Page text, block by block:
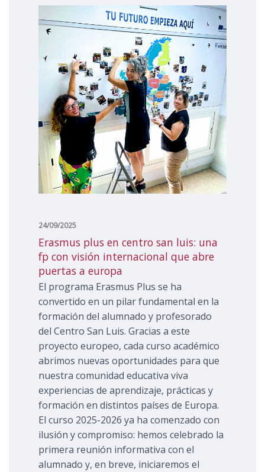
24/09/2025
erasmus plus en centro san luis: una
fp con visión internacional que abre
puertas a europa
El programa Erasmus Plus se ha
convertido en un pilar fundamental en la
formación del alumnado y profesorado
del Centro San Luis. Gracias a este
proyecto europeo, cada curso académico
abrimos nuevas oportunidades para que
nuestra comunidad educativa viva
experiencias de aprendizaje, prácticas y
formación en distintos países de Europa.
El curso 2025-2026 ya ha comenzado con
ilusión y compromiso: hemos celebrado la
primera reunión informativa con el
alumnado y, en breve, iniciaremos el